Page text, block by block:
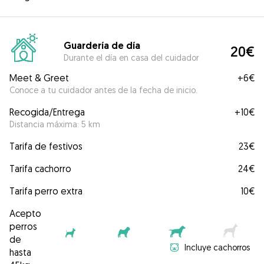
Guardería de día
Durante el día en casa del cuidador 20€
Meet & Greet
Conoce a tu cuidador antes de la fecha de inicio.
+6€
Recogida/Entrega
Distancia máxima: 5 km
+10€
Tarifa de festivos
23€
Tarifa cachorro
24€
Tarifa perro extra
10€
Acepto
perros
de
hasta
Incluye cachorros